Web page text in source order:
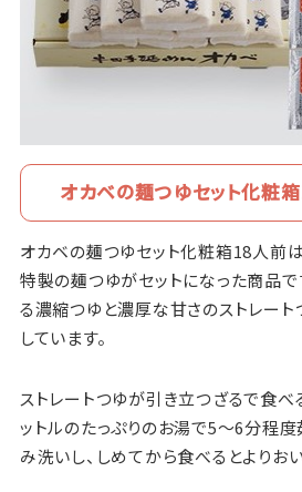
オカベの麺つゆセット化粧
オカベの麺つゆセット化粧箱18人前
特製の麺つゆがセットになった商品で
る濃縮つゆと濃厚な甘さのストレー
しています。
ストレートつゆが引き立つざるで食べ
ットルのたっぷりのお湯で5～6分程度
み洗いし、しめてから食べるとよりお